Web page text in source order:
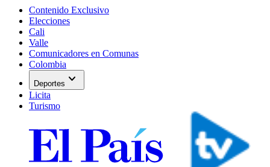
Contenido Exclusivo
Elecciones
Cali
Valle
Comunicadores en Comunas
Colombia
Deportes expand_more
Licita
Turismo